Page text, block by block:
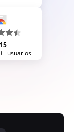
usuarios